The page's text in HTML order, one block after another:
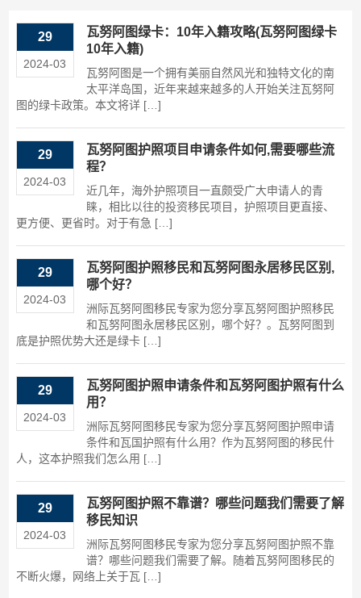
29
2024-03
瓦努阿图绿卡：10年入籍攻略(瓦努阿图绿卡
10年入籍)
瓦努阿图是一个拥有美丽自然风光和独特文化的南
太平洋岛国，近年来越来越多的人开始关注瓦努阿
图的绿卡政策。本文将详 […]
29
2024-03
瓦努阿图护照项目申请条件如何,需要哪些流
程？
近几年，海外护照项目一直颇受广大申请人的青
睐，相比以往的投资移民项目，护照项目更直接、
更方便、更省时。对于有急 […]
29
2024-03
瓦努阿图护照移民和瓦努阿图永居移民区别,
哪个好？
洲际瓦努阿图移民专家为您分享瓦努阿图护照移民
和瓦努阿图永居移民区别，哪个好？。瓦努阿图到
底是护照优势大还是绿卡 […]
29
2024-03
瓦努阿图护照申请条件和瓦努阿图护照有什么
用？
洲际瓦努阿图移民专家为您分享瓦努阿图护照申请
条件和瓦国护照有什么用？作为瓦努阿图的移民什
人，这本护照我们怎么用 […]
29
2024-03
瓦努阿图护照不靠谱？哪些问题我们需要了解
移民知识
洲际瓦努阿图移民专家为您分享瓦努阿图护照不靠
谱？哪些问题我们需要了解。随着瓦努阿图移民的
不断火爆，网络上关于瓦 […]